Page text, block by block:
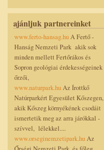
ajánljuk partnereinket
www.ferto-hansag.huA Fertő -
Hanság Nemzeti Park akik sok
minden mellett Fertőrákos és
Sopron geológiai érdekességeinek
őrzői,
www.naturpark.huAz Írottkő
Natúrparkért Egyesület Kőszegen,
akik Kőszeg környékének csodáit
ismertetik meg az arra járókkal -
szívvel, lélekkel....
www.orseginemzetipark.huAz